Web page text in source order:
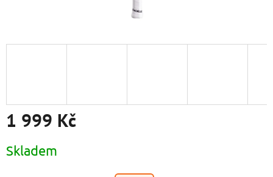
1 999 Kč
cena:
Skladem